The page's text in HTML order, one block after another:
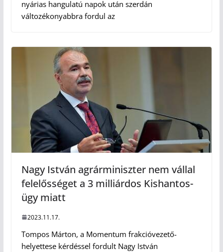
nyárias hangulatú napok után szerdán
változékonyabbra fordul az
Nagy István agrárminiszter nem vállal
felelősséget a 3 milliárdos Kishantos-
ügy miatt
2023.11.17.
Tompos Márton, a Momentum frakcióvezető-
helyettese kérdéssel fordult Nagy István